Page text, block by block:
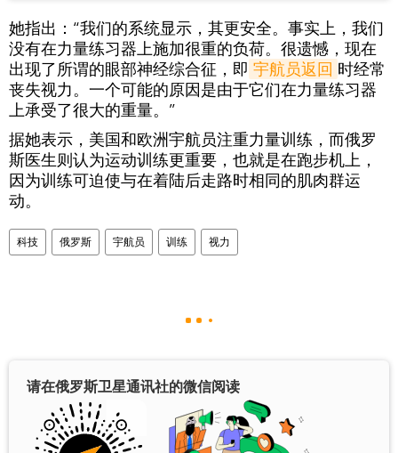
她指出：“我们的系统显示，其更安全。事实上，我们
没有在力量练习器上施加很重的负荷。很遗憾，现在
出现了所谓的眼部神经综合征，即 宇航员返回 时经常
丧失视力。一个可能的原因是由于它们在力量练习器
上承受了很大的重量。”
据她表示，美国和欧洲宇航员注重力量训练，而俄罗
斯医生则认为运动训练更重要，也就是在跑步机上，
因为训练可迫使与在着陆后走路时相同的肌肉群运
动。
科技 俄罗斯 宇航员 训练 视力
请在俄罗斯卫星通讯社的微信阅读